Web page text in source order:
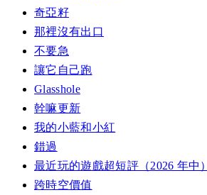
奇亞籽
那裡沒有出口
不要急
讓它自己跑
Glasshole
幹嘛更新
我的小藍和小紅
錯過
最近玩的遊戲超短評（2026 年中）
跨時空價值